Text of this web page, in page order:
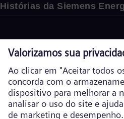
Histórias da Siemens
Siemens Gamesa
Aproveite a energia do vento com
eólica Siemens Gamesa.
Visite o site